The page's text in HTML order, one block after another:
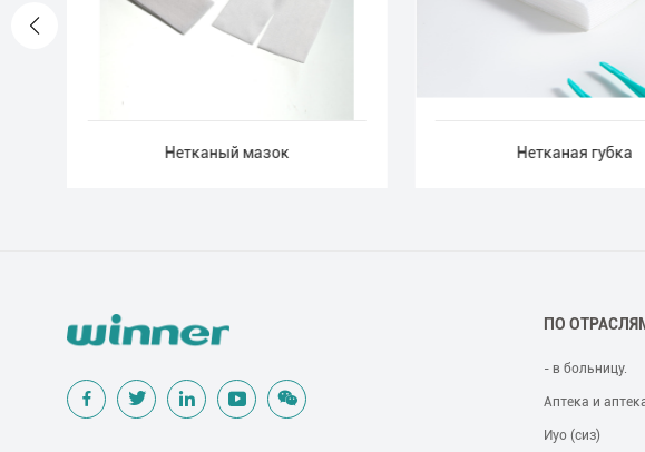
Нетканый мазок Нетканая губка
ПО
- в больницу.
Аптека и
Иуо (сиз)